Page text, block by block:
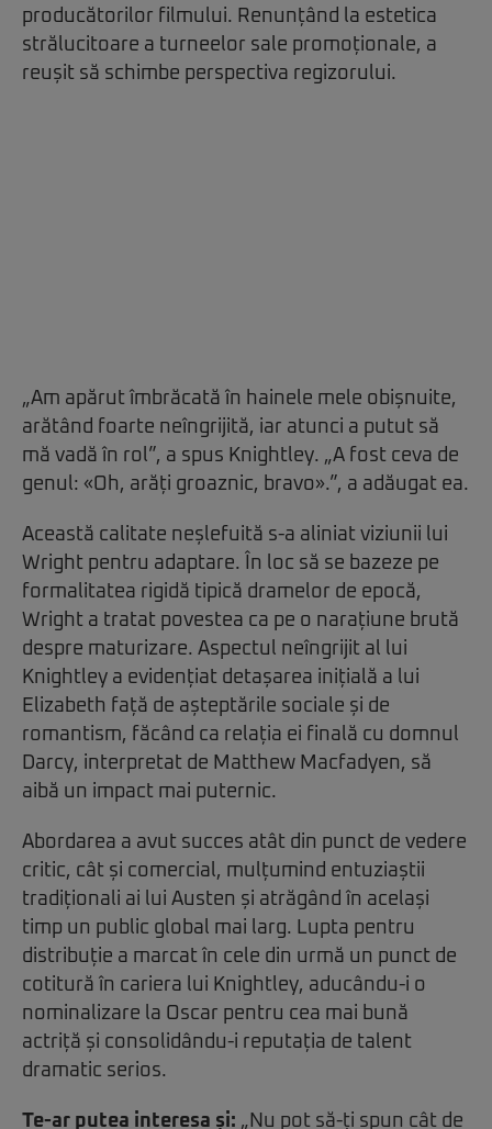
producătorilor filmului. Renunțând la estetica
strălucitoare a turneelor sale promoționale, a
reușit să schimbe perspectiva regizorului.
„Am apărut îmbrăcată în hainele mele obișnuite,
arătând foarte neîngrijită, iar atunci a putut să
mă vadă în rol”, a spus Knightley. „A fost ceva de
genul: «Oh, arăți groaznic, bravo».”, a adăugat ea.
Această calitate neșlefuită s-a aliniat viziunii lui
Wright pentru adaptare. În loc să se bazeze pe
formalitatea rigidă tipică dramelor de epocă,
Wright a tratat povestea ca pe o narațiune brută
despre maturizare. Aspectul neîngrijit al lui
Knightley a evidențiat detașarea inițială a lui
Elizabeth față de așteptările sociale și de
romantism, făcând ca relația ei finală cu domnul
Darcy, interpretat de Matthew Macfadyen, să
aibă un impact mai puternic.
Abordarea a avut succes atât din punct de vedere
critic, cât și comercial, mulțumind entuziaștii
tradiționali ai lui Austen și atrăgând în același
timp un public global mai larg. Lupta pentru
distribuție a marcat în cele din urmă un punct de
cotitură în cariera lui Knightley, aducându-i o
nominalizare la Oscar pentru cea mai bună
actriță și consolidându-i reputația de talent
dramatic serios.
Te-ar putea interesa și: „Nu pot să-ți spun cât de